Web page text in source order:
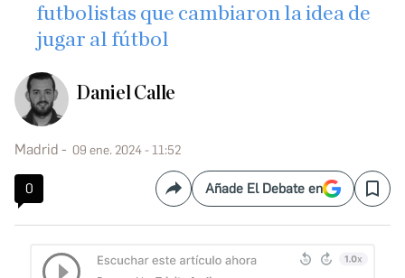
futbolistas que cambiaron la idea de
jugar al fútbol
Daniel Calle
Madrid 09 ene. 2024 - 11:52
0 CompartirAñade El Debate en Save